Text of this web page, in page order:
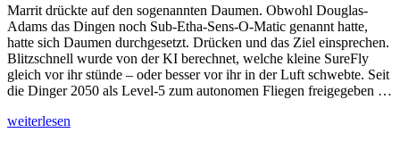
Marrit drückte auf den sogenannten Daumen. Obwohl Douglas-
Adams das Dingen noch Sub-Etha-Sens-O-Matic genannt hatte,
hatte sich Daumen durchgesetzt. Drücken und das Ziel einsprechen.
Blitzschnell wurde von der KI berechnet, welche kleine SureFly
gleich vor ihr stünde – oder besser vor ihr in der Luft schwebte. Seit
die Dinger 2050 als Level-5 zum autonomen Fliegen freigegeben …
„Hört
weiterlesen